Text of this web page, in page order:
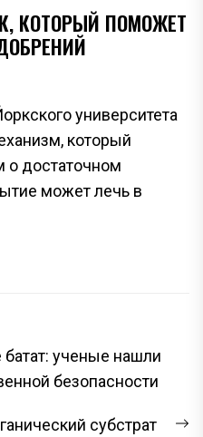
КОТОРЫЙ ПОМОЖЕТ
университета
который
о достаточном
может лечь в
ученые нашли
безопасности
субстрат